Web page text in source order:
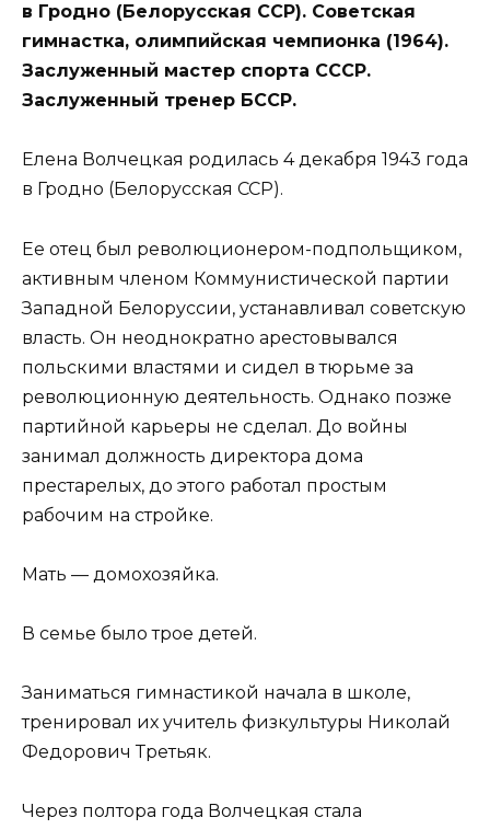
в Гродно (Белорусская ССР). Советская
гимнастка, олимпийская чемпионка (1964).
Заслуженный мастер спорта СССР.
Заслуженный тренер БССР.
Елена Волчецкая родилась 4 декабря 1943 года
в Гродно (Белорусская ССР).
Ее отец был революционером-подпольщиком,
активным членом Коммунистической партии
Западной Белоруссии, устанавливал советскую
власть. Он неоднократно арестовывался
польскими властями и сидел в тюрьме за
революционную деятельность. Однако позже
партийной карьеры не сделал. До войны
занимал должность директора дома
престарелых, до этого работал простым
рабочим на стройке.
Мать — домохозяйка.
В семье было трое детей.
Заниматься гимнастикой начала в школе,
тренировал их учитель физкультуры Николай
Федорович Третьяк.
Через полтора года Волчецкая стала